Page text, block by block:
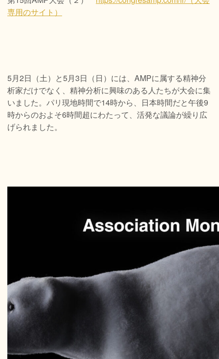
専用のサイト）
5月2日（土）と5月3日（日）には、AMPに属する精神分
析家だけでなく、精神分析に興味のある人たちが大会に集
いました。パリ現地時間で14時から、日本時間だと午後9
時からのおよそ6時間超にわたって、活発な議論が繰り広
げられました。